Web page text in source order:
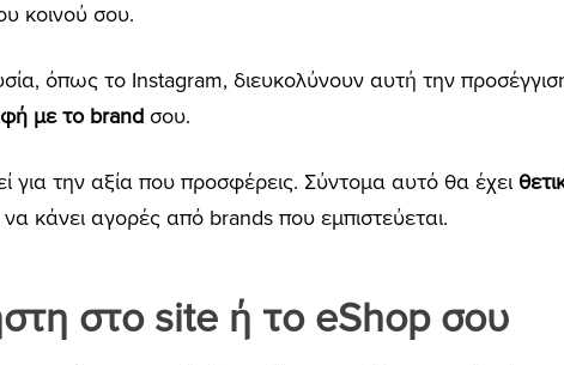
κοινού σου.
όπως το Instagram, διευκολύνουν αυτή την
με το brand σου.
για την αξία που προσφέρεις. Σύντομα αυτό θα έχει
να κάνει αγορές από brands που εμπιστεύεται.
στο site ή το eShop σου